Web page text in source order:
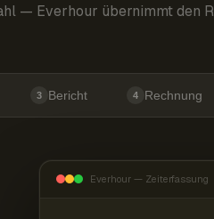
— Everhour übernimmt den
3 Bericht 4 Rechnung
Everhour — Zeiterfassung